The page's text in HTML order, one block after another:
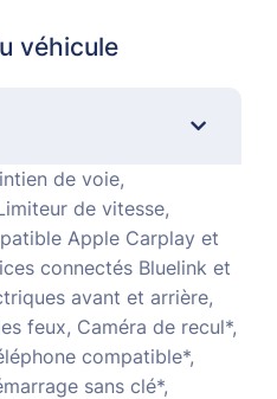
véhicule
de voie,
de vitesse,
Apple Carplay et
connectés Bluelink et
avant et arrière,
feux, Caméra de recul*,
compatible*,
sans clé*,